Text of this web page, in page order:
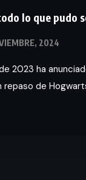
lo que pudo
2024
2023 ha
repaso de